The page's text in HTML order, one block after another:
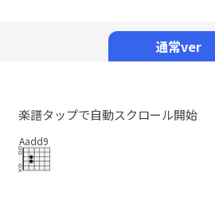
通常ver
楽譜タップで自動スクロール開始
Aadd9